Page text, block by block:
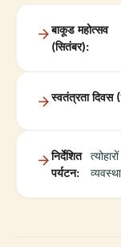
बाकूड महोत्सव
(सितंबर):
स्वतंत्रता
निर्देशित
पर्यटन: